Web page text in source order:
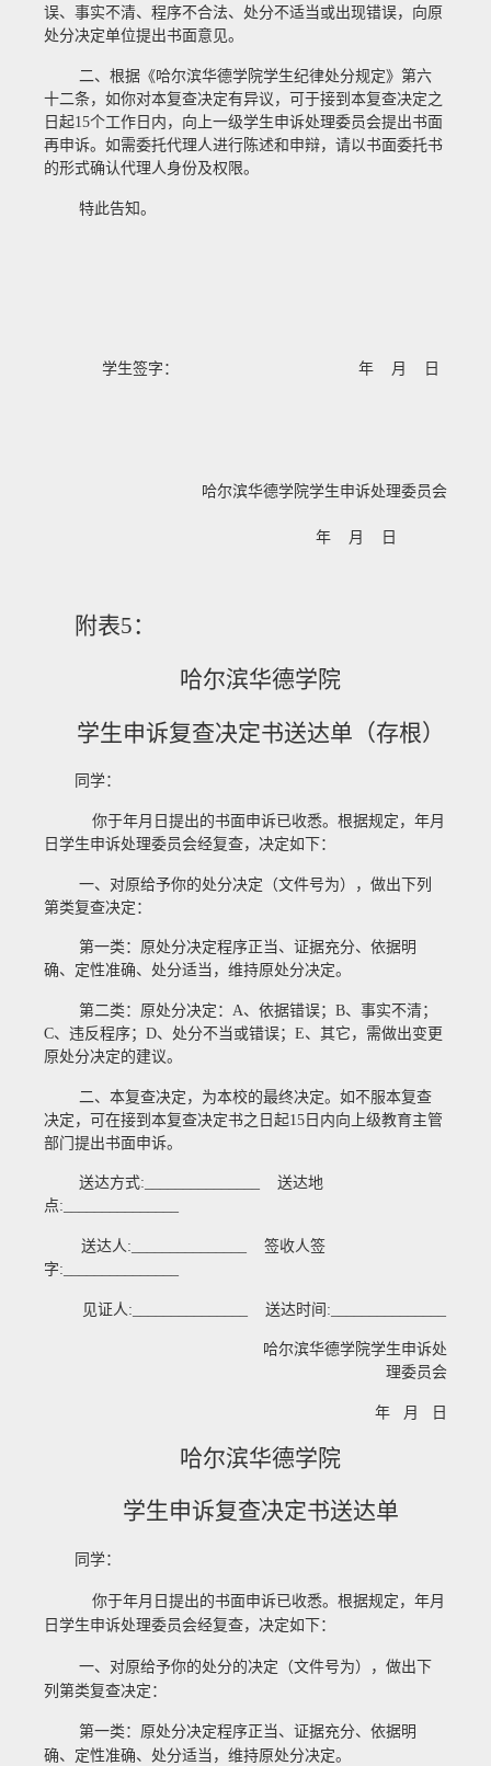
误、事实不清、程序不合法、处分不适当或出现错误，向原
处分决定单位提出书面意见。
二、根据《哈尔滨华德学院学生纪律处分规定》第六
十二条，如你对本复查决定有异议，可于接到本复查决定之
日起15个工作日内，向上一级学生申诉处理委员会提出书面
再申诉。如需委托代理人进行陈述和申辩，请以书面委托书
的形式确认代理人身份及权限。
特此告知。
学生签字： 年 月 日
哈尔滨华德学院学生申诉处理委员会
年 月 日
附表5：
哈尔滨华德学院
学生申诉复查决定书送达单（存根）
同学：
你于年月 日提出的书面申诉已收悉。根据规定，年月
日学生申诉处理委员会经复查，决定如下：
一、对原给予你的处分决定（文件号为），做出下列
第类复查决定：
第一类：原处分决定程序正当、证据充分、依据明
确、定性准确、处分适当，维持原处分决定。
第二类：原处分决定：A、依据错误；B、事实不清；
C、违反程序；D、处分不当或错误；E、其它，需做出变更
原处分决定的建议。
二、本复查决定，为本校的最终决定。如不服本复查
决定，可在接到本复查决定书之日起15 日内向上级教育主管
部门提出书面申诉。
送达方式:_______________送达地
点:_______________
送达人:_______________ 签收人签
字:_______________
见证人 :_______________ 送达时间 :_______________
哈尔滨华德学院学生申诉处
理委员会
年 月 日
哈尔滨华德学院
学生申诉复查决定书送达单
同学：
你于年月 日提出的书面申诉已收悉。根据规定，年月
日学生申诉处理委员会经复查，决定如下：
一、对原给予你的处分的决定（文件号为），做出下
列第类复查决定：
第一类：原处分决定程序正当、证据充分、依据明
确、定性准确、处分适当，维持原处分决定。